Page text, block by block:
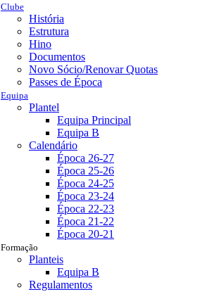
Clube
História
Estrutura
Hino
Documentos
Novo Sócio/Renovar Quotas
Passes de Época
Equipa
Plantel
Equipa Principal
Equipa B
Calendário
Época 26-27
Época 25-26
Época 24-25
Época 23-24
Época 22-23
Época 21-22
Época 20-21
Formação
Planteis
Equipa B
Regulamentos